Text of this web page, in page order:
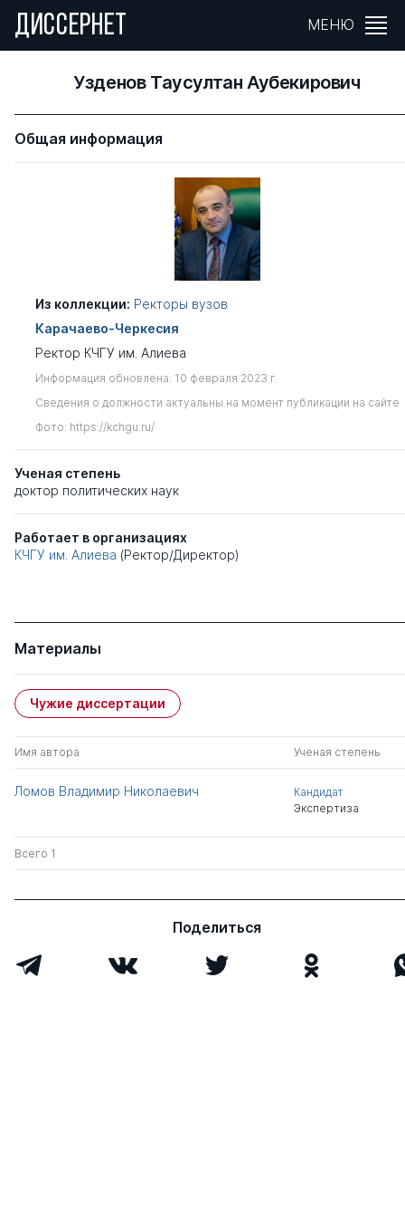
ДИССЕРНЕТ МЕНЮ
Узденов Таусултан Аубекирович
Общая информация
Из коллекции: Ректоры вузов
Карачаево-Черкесия
Ректор КЧГУ им. Алиева
Информация обновлена: 10 февраля 2023 г.
Сведения о должности актуальны на момент публикации на сайте
Фото: https://kchgu.ru/
Ученая степень
доктор политических наук
Работает в организациях
КЧГУ им. Алиева (Ректор/Директор)
Материалы
Чужие диссертации
Имя автора Ученая степень
Ломов Владимир Николаевич
Кандидат
Экспертиза
Всего 1
Поделиться